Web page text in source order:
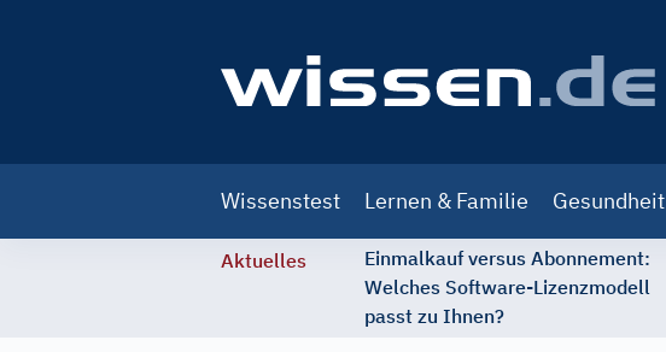
navigation
Wissenstest Lernen & Familie Gesundheit
Aktuelles
Einmalkauf versus Abonnement:
Welches Software-Lizenzmodell
passt zu Ihnen?